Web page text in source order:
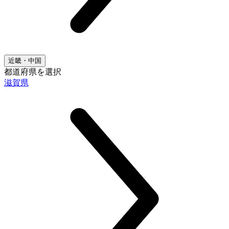
近畿・中国
都道府県を選択
滋賀県